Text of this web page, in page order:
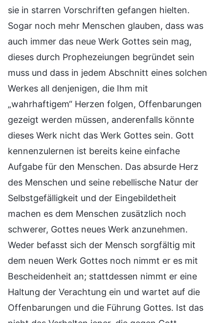
sie in starren Vorschriften gefangen hielten.
Sogar noch mehr Menschen glauben, dass was
auch immer das neue Werk Gottes sein mag,
dieses durch Prophezeiungen begründet sein
muss und dass in jedem Abschnitt eines solchen
Werkes all denjenigen, die Ihm mit
„wahrhaftigem“ Herzen folgen, Offenbarungen
gezeigt werden müssen, anderenfalls könnte
dieses Werk nicht das Werk Gottes sein. Gott
kennenzulernen ist bereits keine einfache
Aufgabe für den Menschen. Das absurde Herz
des Menschen und seine rebellische Natur der
Selbstgefälligkeit und der Eingebildetheit
machen es dem Menschen zusätzlich noch
schwerer, Gottes neues Werk anzunehmen.
Weder befasst sich der Mensch sorgfältig mit
dem neuen Werk Gottes noch nimmt er es mit
Bescheidenheit an; stattdessen nimmt er eine
Haltung der Verachtung ein und wartet auf die
Offenbarungen und die Führung Gottes. Ist das